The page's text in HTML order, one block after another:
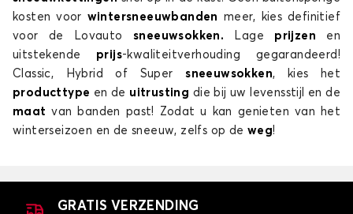
kosten voor wintersneeuwbanden meer, kies definitief
voor de Lovauto
sneeuwsokken. Lage prijzen en
uitstekende prijs-kwaliteitverhouding gegarandeerd!
Classic, Hybrid of Supersneeuwsokken, kies het
producttype en de uitrusting die bij uw levensstijl en de
maatvan banden past! Zodat u kan genieten van het
winterseizoen en de sneeuw, zelfs op de weg!
GRATIS VERZENDING